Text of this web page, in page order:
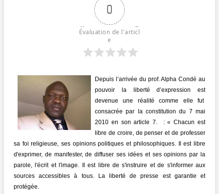
0
Évaluation de l'articl
e
Depuis l’arrivée du prof. Alpha Condé au
pouvoir la liberté d’expression est
devenue une réalité comme elle fut
consacrée par la constitution du 7 mai
2010 en son article 7. : « Chacun est
libre de croire, de penser et de professer
sa foi religieuse, ses opinions politiques et philosophiques. Il est libre
d'exprimer, de manifester, de diffuser ses idées et ses opinions par la
parole, l'écrit et l'image. Il est libre de s'instruire et de s'informer aux
sources accessibles à tous. La liberté de presse est garantie et
protégée.